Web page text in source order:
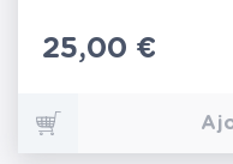
Prix
25,00 €